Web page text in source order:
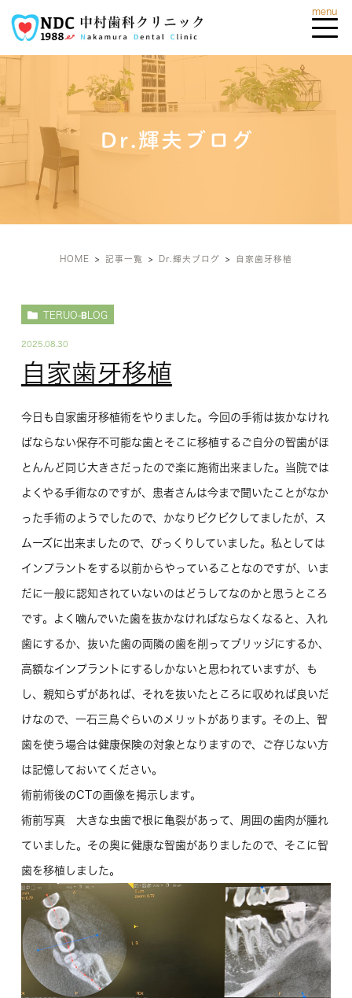
Dr.輝夫ブログ
HOME 記事一覧 Dr.輝夫ブログ 自家歯牙移植
TERUO-BLOG
2025.08.30
自家歯牙移植
今日も自家歯牙移植術をやりました。今回の手術は抜かなけれ
ばならない保存不可能な歯とそこに移植するご自分の智歯がほ
とんんど同じ大きさだったので楽に施術出来ました。当院では
よくやる手術なのですが、患者さんは今まで聞いたことがなか
った手術のようでしたので、かなりビクビクしてましたが、ス
ムーズに出来ましたので、びっくりしていました。私としては
インプラントをする以前からやっていることなのですが、いま
だに一般に認知されていないのはどうしてなのかと思うところ
です。よく噛んでいた歯を抜かなければならなくなると、入れ
歯にするか、抜いた歯の両隣の歯を削ってブリッジにするか、
高額なインプラントにするしかないと思われていますが、も
し、親知らずがあれば、それを抜いたところに収めれば良いだ
けなので、一石三鳥ぐらいのメリットがあります。その上、智
歯を使う場合は健康保険の対象となりますので、ご存じない方
は記憶しておいてください。
術前術後のCTの画像を掲示します。
術前写真 大きな虫歯で根に亀裂があって、周囲の歯肉が腫れ
ていました。その奥に健康な智歯がありましたので、そこに智
歯を移植しました。